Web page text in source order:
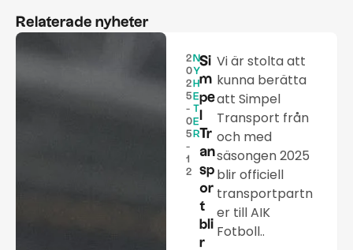
Relaterade nyheter
2
0
2
5
-
0
5
-
1
2
N
Y
H
E
T
E
R
Si
m
pe
Tr
an
sp
or
t
bli
r
Vi är stolta att
kunna berätta
att Simpel
Transport från
och med
säsongen 2025
blir officiell
transportpartn
er till AIK
Fotboll..